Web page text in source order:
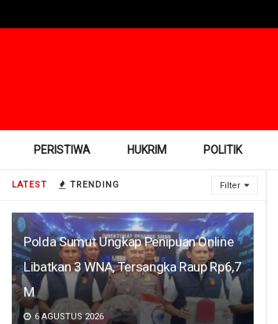
LATEST TRENDING Filter
Polda Sumut Ungkap Penipuan Online
Libatkan 3 WNA, Tersangka Raup Rp6,7
M
6 AGUSTUS 2026
PERISTIWA HUKRIM POLITIK